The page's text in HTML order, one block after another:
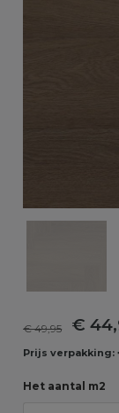
€ 49,95 €
Prijs verpakking:
Het aantal m2